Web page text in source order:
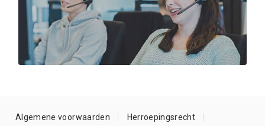
Algemene voorwaarden Herroepingsrecht